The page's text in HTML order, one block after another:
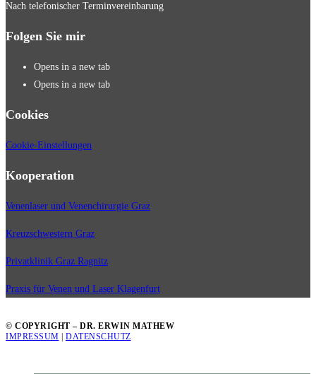
Nach telefonischer Terminvereinbarung
Folgen Sie mir
Opens in a new tab
Opens in a new tab
Cookies
Cookie-Einstellungen
Kooperation
Venenlaser und Venenchirurgie Graz
Kreuzschwestern Graz
Privatklinik Graz Ragnitz
Praxis für Venen und Laser Klagenfurt
© COPYRIGHT – DR. ERWIN MATHEW
IMPRESSUM
DATENSCHUTZ